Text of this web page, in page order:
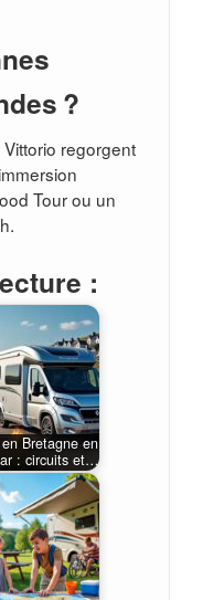
?
regorgent
Tour ou un
:
Bretagne en
: circuits et…